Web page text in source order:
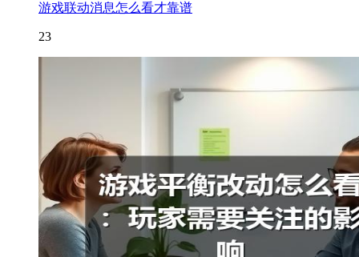
游戏联动消息怎么看才靠谱
23